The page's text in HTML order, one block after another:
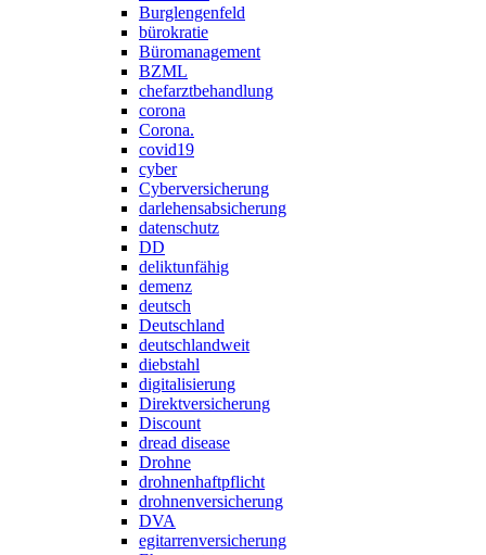
Burglengenfeld
bürokratie
Büromanagement
BZML
chefarztbehandlung
corona
Corona.
covid19
cyber
Cyberversicherung
darlehensabsicherung
datenschutz
DD
deliktunfähig
demenz
deutsch
Deutschland
deutschlandweit
diebstahl
digitalisierung
Direktversicherung
Discount
dread disease
Drohne
drohnenhaftpflicht
drohnenversicherung
DVA
egitarrenversicherung